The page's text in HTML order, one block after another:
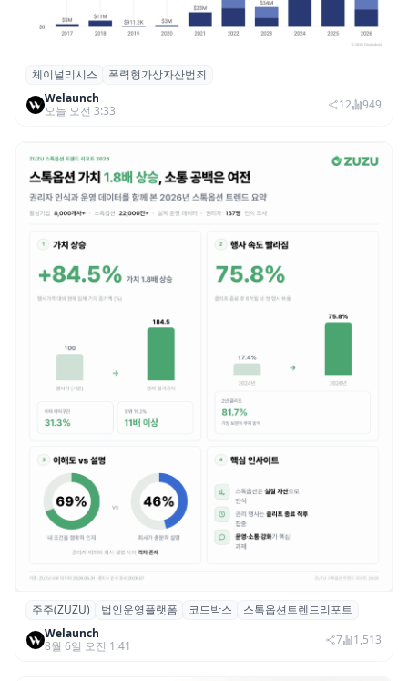
체이널리시스 “가상자산 보유자 대상 폭력
범죄 증가…상반기 탈취액 3000만 달러 돌파
체이널리시스
폭력형가상자산범죄
Welaunch
오늘 오전 3:33
12 949
스톡옵션 취소율 2년 만에 18.2%→31.3%…
권리 발생 즉시 행사 비중도 급증
주주(ZUZU) 법인운영플랫폼 코드박스
스톡옵션트렌드리포트
Welaunch
8월 6일 오전 1:41
7 1,513